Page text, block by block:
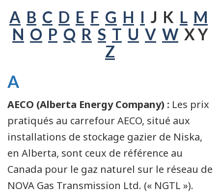
A B C D E F G H I J K L M
N O P Q R S T U V WX Y
Z
A
AECO (Alberta Energy Company) : Les prix
pratiqués au carrefour AECO, situé aux
installations de stockage gazier de Niska,
en Alberta, sont ceux de référence au
Canada pour le gaz naturel sur le réseau de
NOVA Gas Transmission Ltd. (« NGTL »).